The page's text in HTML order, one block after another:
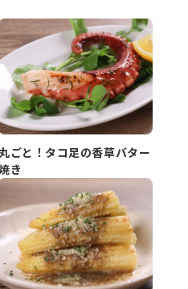
丸ごと！タコ足の香草バター
き